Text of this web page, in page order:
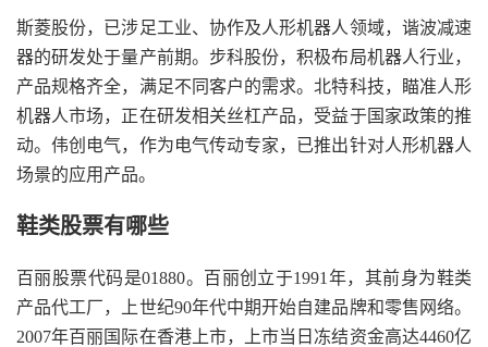
斯菱股份，已涉足工业、协作及人形机器人领域，谐波减速
器的研发处于量产前期。步科股份，积极布局机器人行业，
产品规格齐全，满足不同客户的需求。北特科技，瞄准人形
机器人市场，正在研发相关丝杠产品，受益于国家政策的推
动。伟创电气，作为电气传动专家，已推出针对人形机器人
场景的应用产品。
鞋类股票有哪些
百丽股票代码是01880。百丽创立于1991年，其前身为鞋类
产品代工厂，上世纪90年代中期开始自建品牌和零售网络。
2007年百丽国际在香港上市，上市当日冻结资金高达4460亿